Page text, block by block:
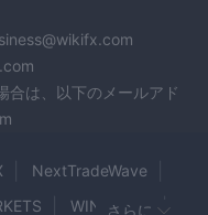
合は、以下のメールアド
NextTradeWave
WINPROFX
さらに